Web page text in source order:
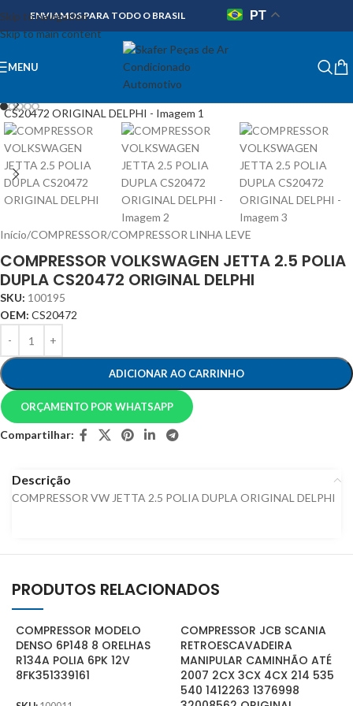
Skip to navigation
Skip to main content
ENVIAMOS PARA TODO O BRASIL PT
MENU
Início/COMPRESSOR/COMPRESSOR LINHA LEVE
COMPRESSOR VOLKSWAGEN JETTA 2.5 POLIA
DUPLA CS20472 ORIGINAL DELPHI
SKU: 100195
OEM: CS20472
ADICIONAR AO CARRINHO
ORÇAMENTO POR WHATSAPP
Compartilhar:
Descrição
COMPRESSOR VW JETTA 2.5 POLIA DUPLA ORIGINAL DELPHI
PRODUTOS RELACIONADOS
COMPRESSOR MODELO
DENSO 6P148 8 ORELHAS
R134A POLIA 6PK 12V
8FK351339161
COMPRESSOR JCB SCANIA
RETROESCAVADEIRA
MANIPULAR CAMINHÃO ATÉ
2007 2CX 3CX 4CX 214 535
540 1412263 1376998